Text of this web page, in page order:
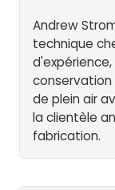
Andrew
technique
de plein air
la clientèle
fabrication.